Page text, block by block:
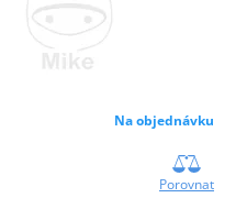
Na objednávku
Porovnat